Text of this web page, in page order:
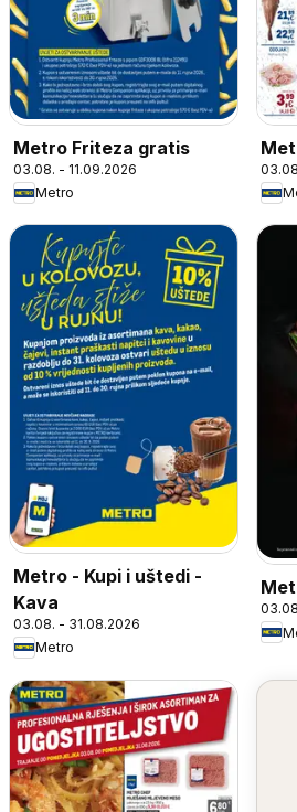
Metro Friteza gratis
03.08. - 11.09.2026
Metro
Metro - Kupi i uštedi -
Kava
03.08. - 31.08.2026
Metro